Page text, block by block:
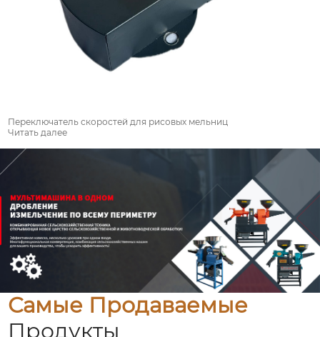
Переключатель скоростей для рисовых мельниц
Читать далее
Самые Продаваемые
Продукты